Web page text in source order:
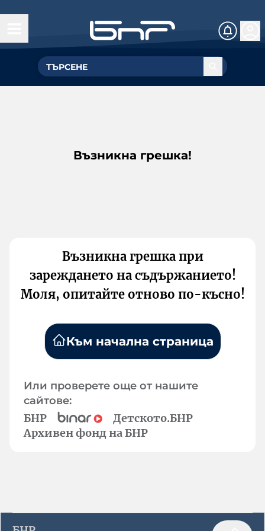
Възникна грешка!
Възникна грешка при
зареждането на съдържанието!
Моля, опитайте отново по-късно!
Към начална страница
Или проверете още от нашите
сайтове:
БНР
Детското.БНР
Архивен фонд на БНР